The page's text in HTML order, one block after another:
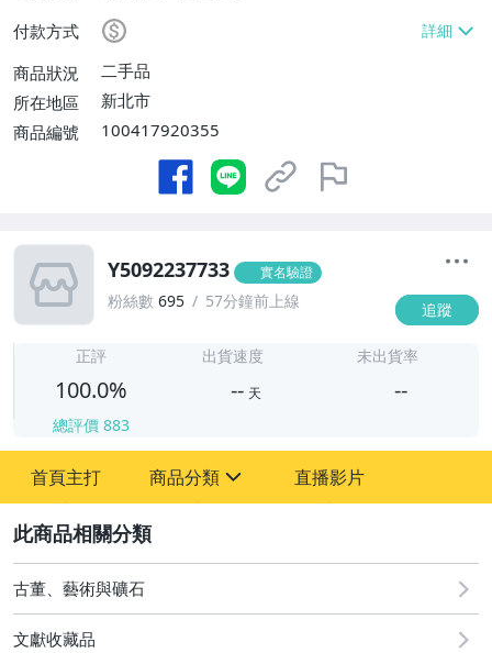
付款方式
商品狀況
二手品
所在地區
新北市
商品編號
100417920355
Y5092237733 實名驗證
粉絲數 695 57分鐘前上線 追蹤
正評
100.0%
總評價 883
出貨速度
-- 天
未出貨率
--
首頁主打 商品分類
古董、藝術與礦石
玩具、模型與公仔
直播影片
古董、藝術與礦石
文獻收藏品